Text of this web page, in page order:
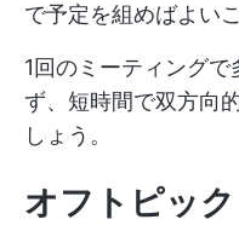
で予定を組めばよい
1回のミーティング
ず、短時間で双方向
しょう。
オフトピッ